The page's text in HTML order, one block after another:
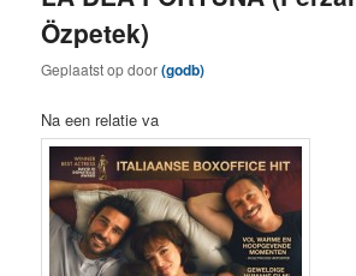
Özpetek)
Geplaatst opdoor(godb)
Na een relatie va